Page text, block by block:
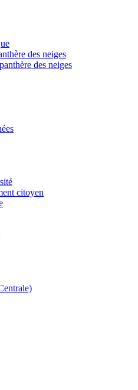
des neiges
des neiges
citoyen